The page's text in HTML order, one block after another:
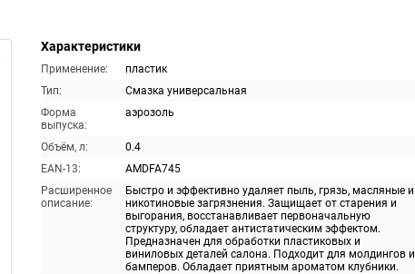
Характеристики
Применение:
пластик
Тип:
Смазка универсальная
Форма
выпуска:
аэрозоль
Объём, л:
0.4
EAN-13:
AMDFA745
Расширенное
описание:
Быстро и эффективно удаляет пыль, грязь, масляные и
никотиновые загрязнения. Защищает от старения и
выгорания, восстанавливает первоначальную
структуру, обладает антистатическим эффектом.
Предназначен для обработки пластиковых и
виниловых деталей салона. Подходит для молдингов и
бамперов. Обладает приятным ароматом клубники.